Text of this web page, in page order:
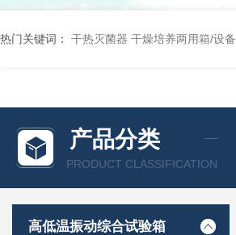
热门关键词： 干热灭菌器 干燥培养两用箱/设备
产品分类
PRODUCT CLASSIFICATION
高低温振动综合试验箱